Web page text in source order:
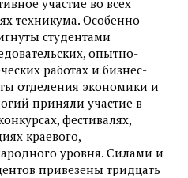
участие во всех
техникума. Особенно
студентами
опытно-
работах и бизнес-
отделения экономики и
приняли участие в
фестивалях,
краевого,
уровня. Силами и
привезены тридцать